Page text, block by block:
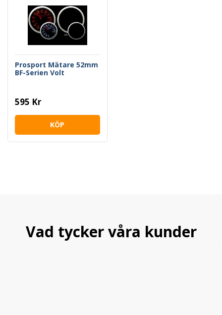
Prosport Mätare 52mm
BF-Serien Volt
595 Kr
KÖP
Vad tycker våra kunder